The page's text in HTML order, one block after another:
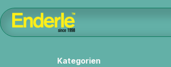
Zum Inhalt springen
Kategorien